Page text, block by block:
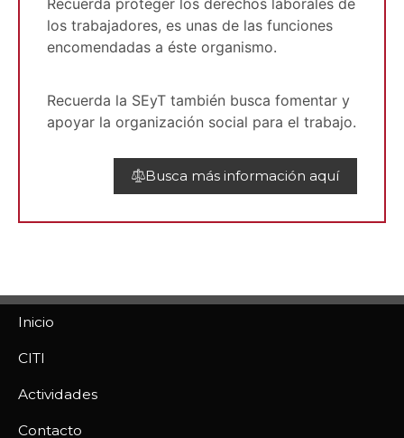
Recuerda proteger los derechos laborales de
los trabajadores, es unas de las funciones
encomendadas a éste organismo.
Recuerda la SEyT también busca fomentar y
apoyar la organización social para el trabajo.
Busca más información aquí
Inicio
CITI
Actividades
Contacto